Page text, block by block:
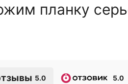
планку
5.0 5.0